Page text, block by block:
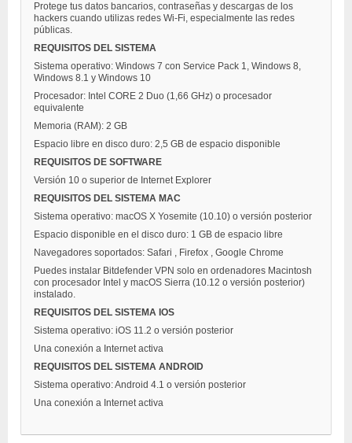
Protege tus datos bancarios, contraseñas y descargas de los
hackers cuando utilizas redes Wi-Fi, especialmente las redes
públicas.
REQUISITOS DEL SISTEMA
Sistema operativo: Windows 7 con Service Pack 1, Windows 8,
Windows 8.1 y Windows 10
Procesador: Intel CORE 2 Duo (1,66 GHz) o procesador
equivalente
Memoria (RAM): 2 GB
Espacio libre en disco duro: 2,5 GB de espacio disponible
REQUISITOS DE SOFTWARE
Versión 10 o superior de Internet Explorer
REQUISITOS DEL SISTEMA MAC
Sistema operativo: macOS X Yosemite (10.10) o versión posterior
Espacio disponible en el disco duro: 1 GB de espacio libre
Navegadores soportados: Safari , Firefox , Google Chrome
Puedes instalar Bitdefender VPN solo en ordenadores Macintosh
con procesador Intel y macOS Sierra (10.12 o versión posterior)
instalado.
REQUISITOS DEL SISTEMA IOS
Sistema operativo: iOS 11.2 o versión posterior
Una conexión a Internet activa
REQUISITOS DEL SISTEMA ANDROID
Sistema operativo: Android 4.1 o versión posterior
Una conexión a Internet activa